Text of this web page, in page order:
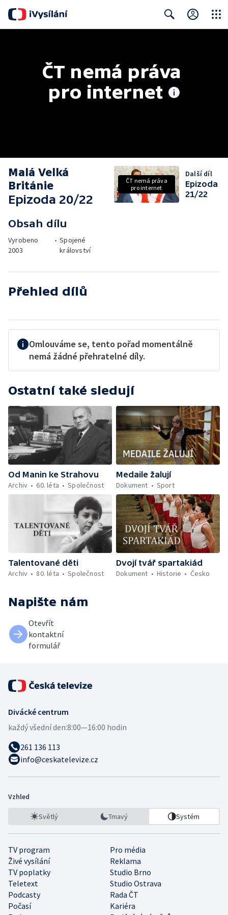
ČT nemá práva
pro internet
Malá Velká
Británie
Epizoda 20/22
Obsah dílu
Vyrobeno
2003
• Spojené
království
ČT nemá práva
pro internet
Další díl
Epizoda
21/22
Přehled dílů
Omlouváme se, tento pořad momentálně
nemá žádné přehratelné díly.
Ostatní také sledují
Od Manin ke Strahovu
Archiv
60. léta Společnost
Medaile žalují
Dokument
Sport
Talentované děti
Archiv
80. léta Společnost
Dvojí tvář spartakiád
Dokument
Historie Česko
Napište nám
Otevřít
kontaktní
formulář
Divácké centrum
každý všední den:8:00—16:00 hodin
261 136 113
info@ceskatelevize.cz
Vzhled
Světlý Tmavý Systém
TV program
Pro média
Živé vysílání
Reklama
TV poplatky
Studio Brno
Teletext
Studio Ostrava
Podcasty
Rada ČT
Počasí
Kariéra